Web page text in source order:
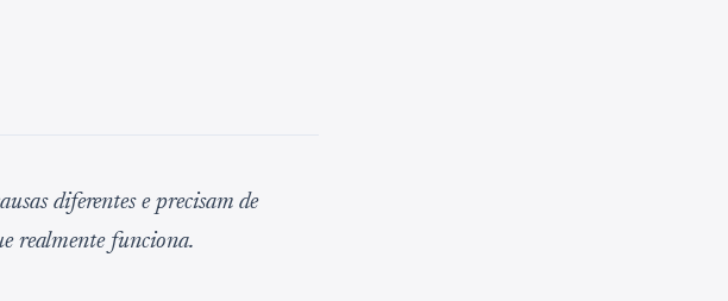
diferentes e precisam de
realmente funciona.